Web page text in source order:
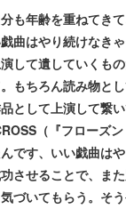
も年齢を重ねてき
曲はやり続けなき
して遺していくも
もちろん読み物と
として上演して繋
（『フローズ
です、いい戯曲は
させることで、ま
づいてもらう。そ